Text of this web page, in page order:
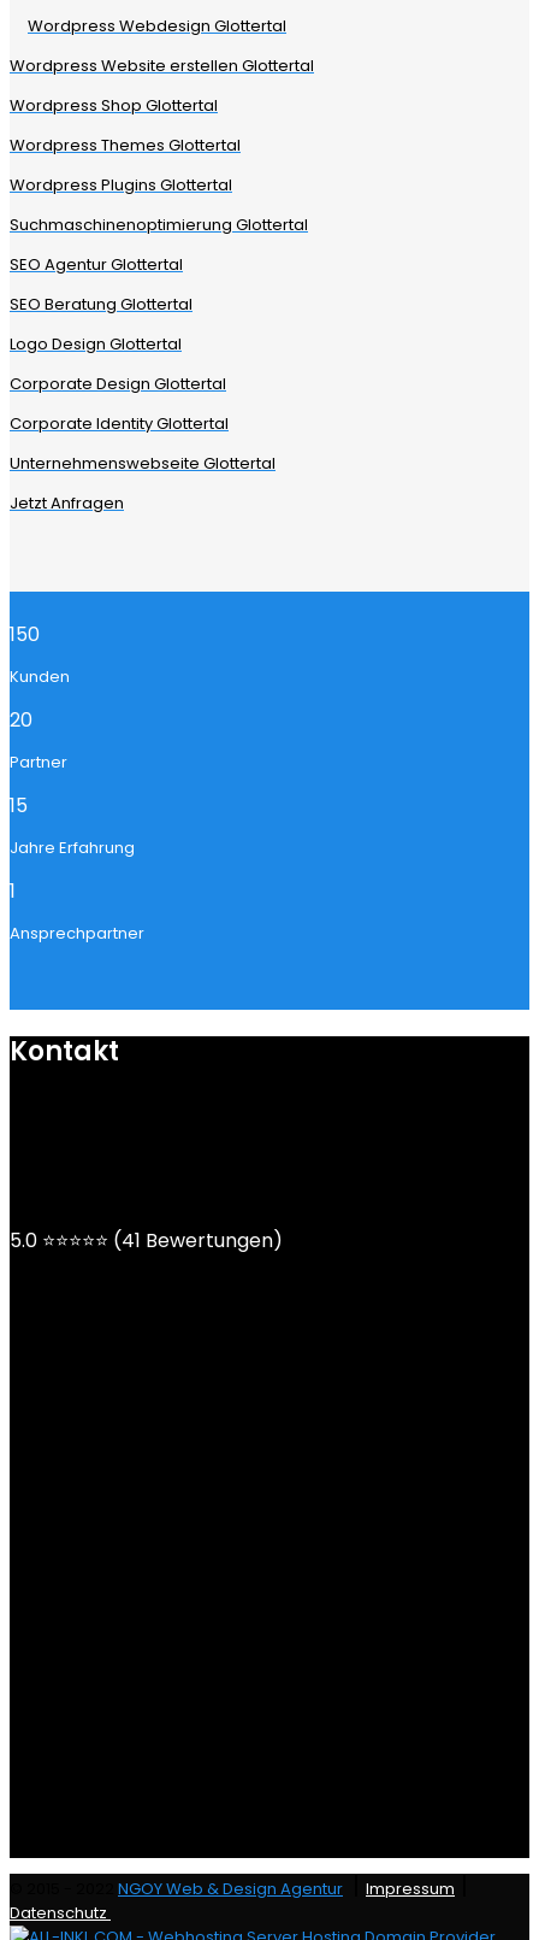
Wordpress Webdesign Glottertal
Wordpress Website erstellen Glottertal
Wordpress Shop Glottertal
Wordpress Themes Glottertal
Wordpress Plugins Glottertal
Suchmaschinenoptimierung Glottertal
SEO Agentur Glottertal
SEO Beratung Glottertal
Logo Design Glottertal
Corporate Design Glottertal
Corporate Identity Glottertal
Unternehmenswebseite Glottertal
Jetzt Anfragen
150
Kunden
20
Partner
15
Jahre Erfahrung
1
Ansprechpartner
Kontakt
5.0 ⭐⭐⭐⭐⭐ (41 Bewertungen)
NGOY Web & Design Agentur Impressum
Datenschutz